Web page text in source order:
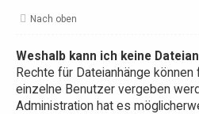
Nach oben
Weshalb kann ich keine
Rechte für Dateianhänge können
einzelne Benutzer vergeben
Administration hat es